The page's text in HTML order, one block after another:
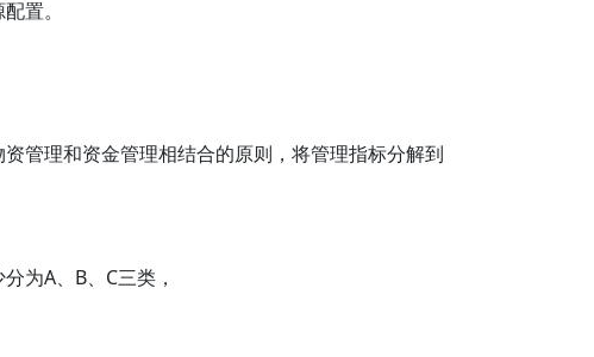
置。
管理和资金管理相结合的原则，将管理指标分解到
为A、B、C三类，